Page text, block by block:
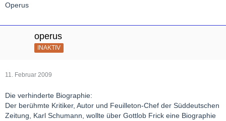
Operus
operus
INAKTIV
11. Februar 2009
Die verhinderte Biographie:
Der berühmte Kritiker, Autor und Feuilleton-Chef der Süddeutschen
Zeitung, Karl Schumann, wollte über Gottlob Frick eine Biographie